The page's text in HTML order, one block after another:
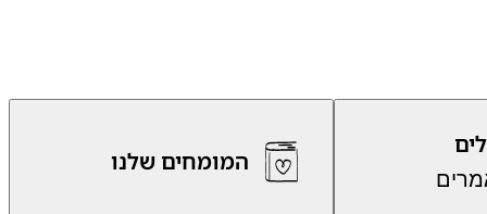
המומחים שלנו